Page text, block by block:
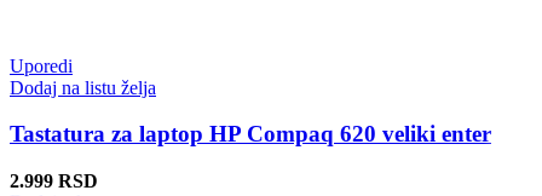
Uporedi
Dodaj na listu želja
Tastatura za laptop HP Compaq 620 veliki enter
2.999 RSD